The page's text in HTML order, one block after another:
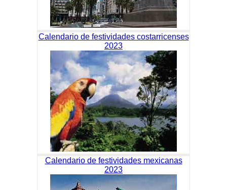
Calendario de festividades costarricenses
2023
Calendario de festividades mexicanas
2023